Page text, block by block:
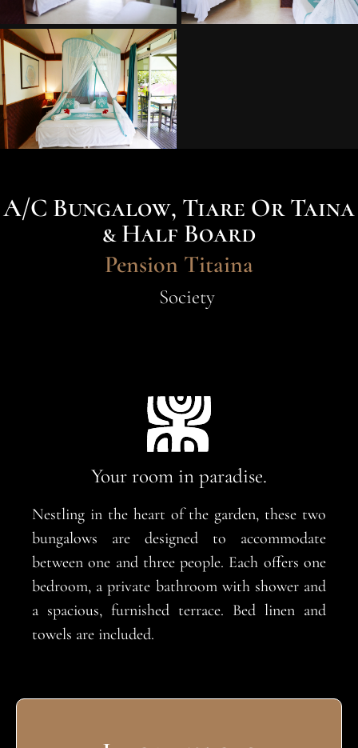
A/C Bungalow, Tiare Or Taina
& Half Board
Pension Titaina
Society
Your room in paradise.
Nestling in the heart of the garden, these two
bungalows are designed to accommodate
between one and three people. Each offers one
bedroom, a private bathroom with shower and
a spacious, furnished terrace. Bed linen and
towels are included.